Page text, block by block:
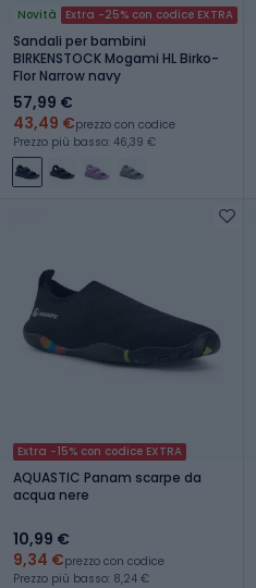
Novità Extra -25% con codice EXTRA
Sandali per bambini
BIRKENSTOCK Mogami HL Birko-
Flor Narrow navy
57,99 €
43,49 €prezzo con codice
Prezzo più basso: 46,39 €
Extra -15% con codice EXTRA
AQUASTIC Panam scarpe da
acqua nere
10,99 €
9,34 €prezzo con codice
Prezzo più basso: 8,24 €